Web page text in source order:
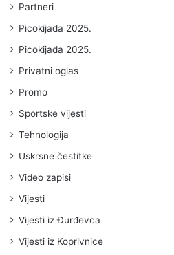
Partneri
Picokijada 2025.
Picokijada 2025.
Privatni oglas
Promo
Sportske vijesti
Tehnologija
Uskrsne čestitke
Video zapisi
Vijesti
Vijesti iz Đurđevca
Vijesti iz Koprivnice